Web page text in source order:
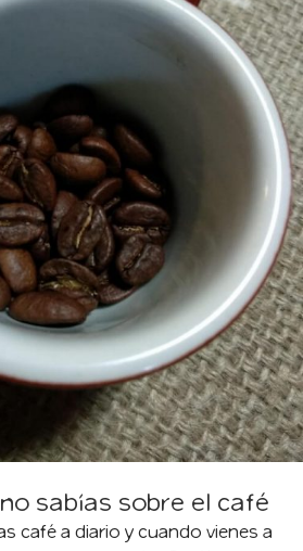
sabías sobre el café
café a diario y cuando vienes a